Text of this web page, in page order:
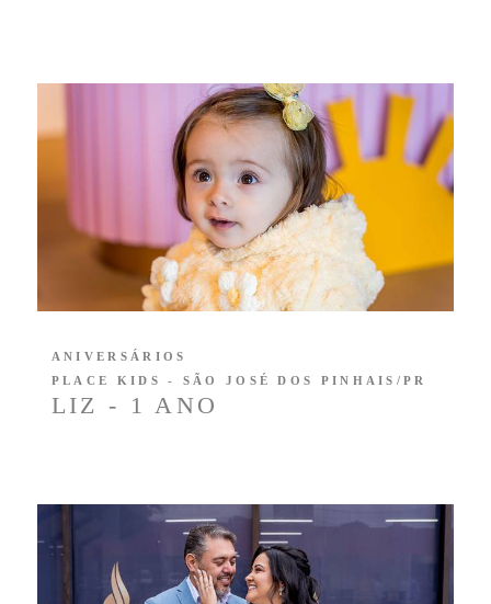
LIZ - 1 ANO
ANIVERSÁRIOS
PLACE KIDS - SÃO JOSÉ DOS PINHAIS/PR